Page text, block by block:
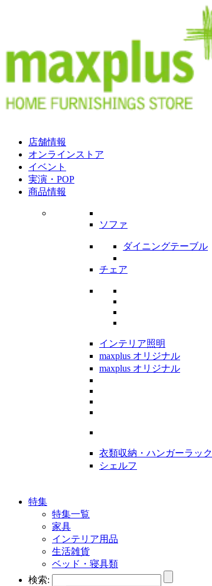
店舗情報
オンラインストア
イベント
実演・POP
商品情報
ソファ
ダイニングテーブル
チェア
インテリア照明
maxplus オリジナル
maxplus オリジナル
衣類収納・ハンガーラック
シェルフ
特集
特集一覧
家具
インテリア用品
生活雑貨
ベッド・寝具類
検索: